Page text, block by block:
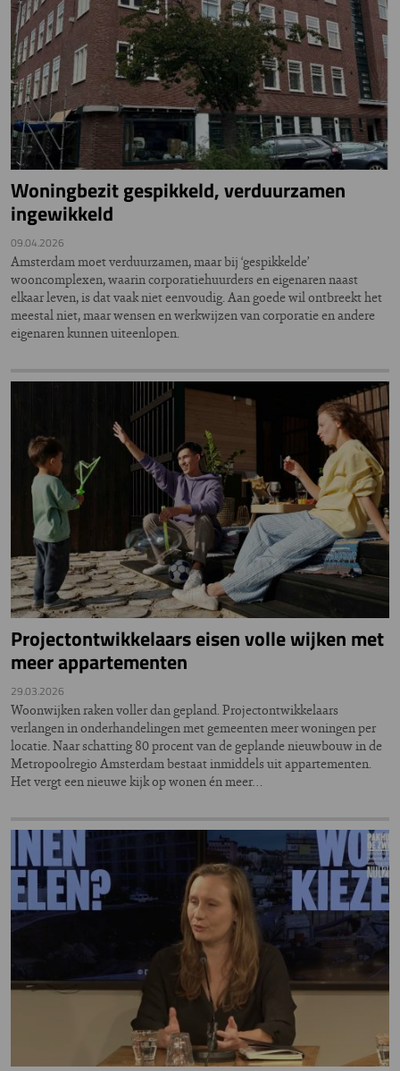
Woningbezit gespikkeld, verduurzamen
ingewikkeld
09.04.2026
Amsterdam moet verduurzamen, maar bij ‘gespikkelde’
wooncomplexen, waarin corporatiehuurders en eigenaren naast
elkaar leven, is dat vaak niet eenvoudig. Aan goede wil ontbreekt het
meestal niet, maar wensen en werkwijzen van corporatie en andere
eigenaren kunnen uiteenlopen.
Projectontwikkelaars eisen volle wijken met
meer appartementen
29.03.2026
Woonwijken raken voller dan gepland. Projectontwikkelaars
verlangen in onderhandelingen met gemeenten meer woningen per
locatie. Naar schatting 80 procent van de geplande nieuwbouw in de
Metropoolregio Amsterdam bestaat inmiddels uit appartementen.
Het vergt een nieuwe kijk op wonen én meer…